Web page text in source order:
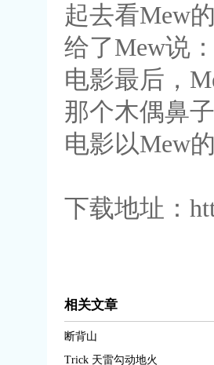
起去看Mew
给了Mew说
电影最后，
那个木偶鼻
电影以Mew
下载地址：
相关文章
断背山
Trick 天雷勾动地火